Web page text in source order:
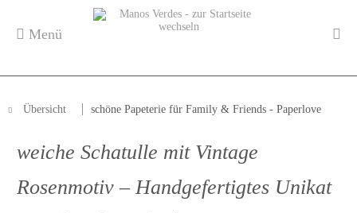
Menü
Übersicht schöne Papeterie für Family & Friends - Paperlove
weiche Schatulle mit Vintage
Rosenmotiv – Handgefertigtes Unikat